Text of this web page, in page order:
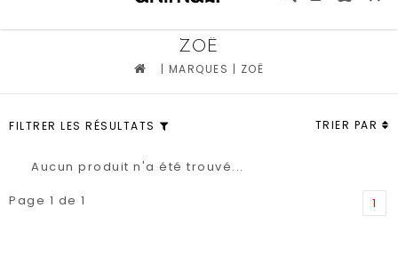
ZOË
| MARQUES | ZOË
FILTRER LES RÉSULTATS TRIER PAR
Aucun produit n'a été trouvé...
Page 1 de 1
1